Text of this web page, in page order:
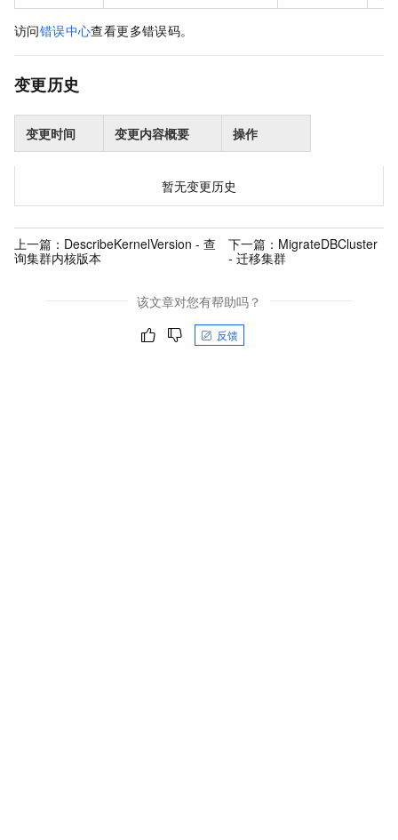
访问错误中心查看更多错误码。
变更历史
变更时间 变更内容概要 操作
暂无变更历史
上一篇： DescribeKernelVersion - 查
询集群内核版本
下一篇： MigrateDBCluster
- 迁移集群
该文章对您有帮助吗？
反馈